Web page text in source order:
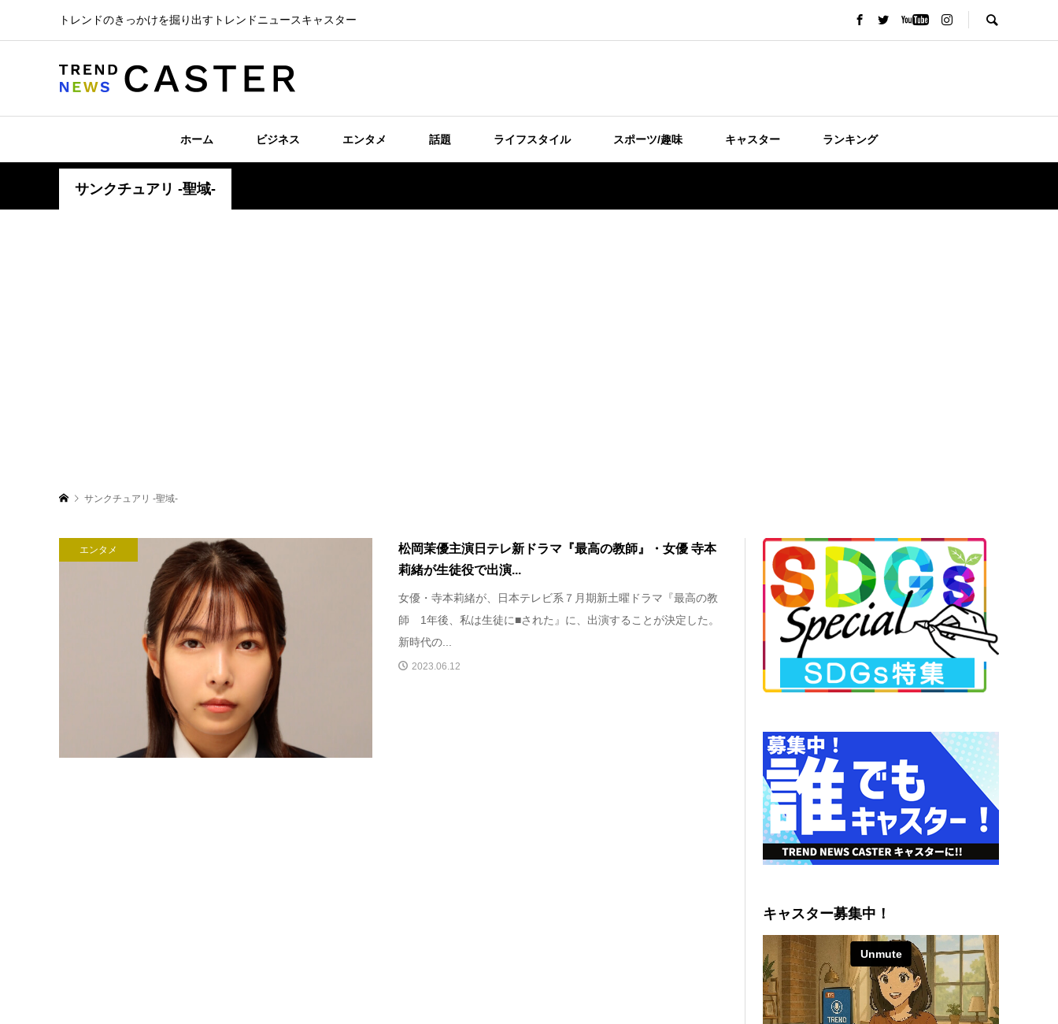
トレンドのきっかけを掘り出すトレンドニュースキャスター
ホーム ビジネス エンタメ 話題 ライフスタイル スポーツ/趣味 キャスター ランキング
サンクチュアリ -聖域-
サンクチュアリ -聖域-
エンタメ
松岡茉優主演日テレ新ドラマ『最高の教師』・女優 寺本
莉緒が生徒役で出演...
女優・寺本莉緒が、日本テレビ系７月期新土曜ドラマ『最高の教
師 1年後、私は生徒に■された』に、出演することが決定した。
新時代の...
2023.06.12
キャスター募集中！